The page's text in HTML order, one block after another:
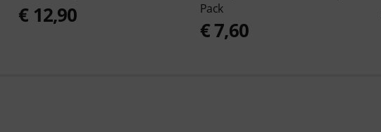
€ 12,90
Pack
€ 7,60